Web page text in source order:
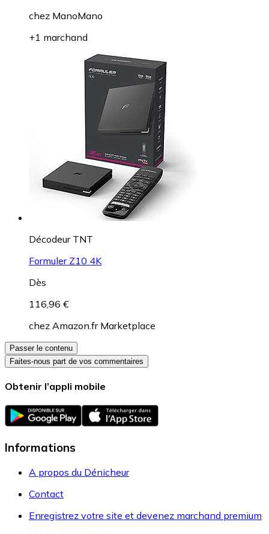
chez ManoMano
+1 marchand
Décodeur TNT
Formuler Z10 4K
Dès
116,96 €
chez Amazon.fr Marketplace
Passer le contenu
Faites-nous part de vos commentaires
Obtenir l’appli mobile
Informations
A propos du Dénicheur
Contact
Enregistrez votre site et devenez marchand premium